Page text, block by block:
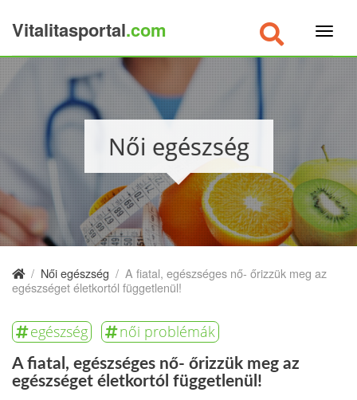
Vitalitasportal.com
Női egészség
/ Női egészség / A fiatal, egészséges nő- őrizzük meg az
egészséget életkortól függetlenül!
egészség női problémák
A fiatal, egészséges nő- őrizzük meg az
egészséget életkortól függetlenül!
×